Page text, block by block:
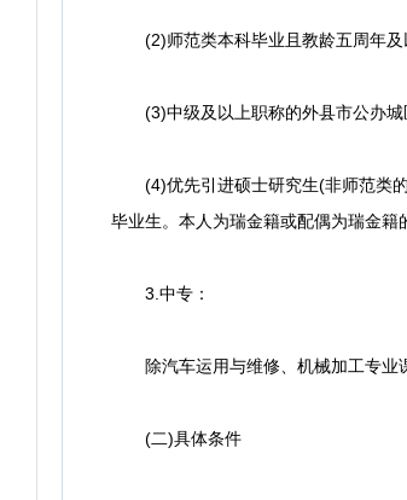
(2)师范类本科毕业且教龄五周年及
(3)中级及以上职称的外县市公办城
(4)优先引进硕士研究生(非师范类的
毕业生。本人为瑞金籍或配偶为瑞金籍
3.中专：
除汽车运用与维修、机械加工专业课
(二)具体条件